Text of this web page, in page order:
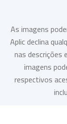
As imagens
Aplic declina
nas descrições
imagens
respectivos